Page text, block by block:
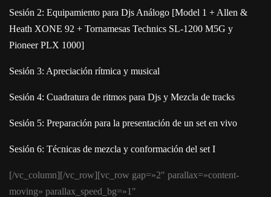
Sesión 2: Equipamiento para Djs Análogo [Model 1 + Allen &
Heath XONE 92 + Tornamesas Technics SL-1200 M5G y
Pioneer PLX 1000]
Sesión 3: Apreciación rítmica y musical
Sesión 4: Cuadratura de ritmos para Djs y Mezcla de tracks
Sesión 5: Preparación para la presentación de un set en vivo
Sesión 6: Técnicas de mezcla y conformación del set I
[/vc_column][/vc_row][vc_row gap=»2″ parallax=»content-
moving» parallax_speed_bg=»1″